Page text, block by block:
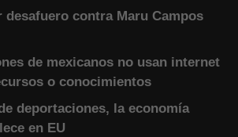
desafuero contra Maru Campos
de mexicanos no usan internet
o conocimientos
deportaciones, la economía
en EU